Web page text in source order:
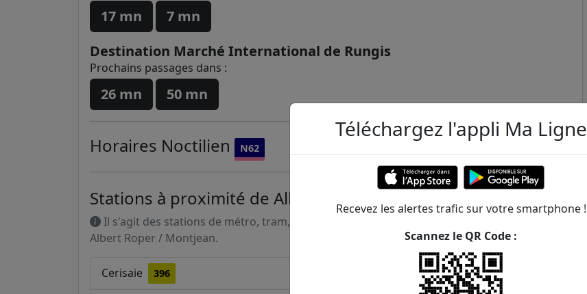
17 mn
7 mn
Destination Marché International de Rungis
Prochains passages dans :
26 mn 50 mn
Horaires Noctilien N62
Stations à proximité de Albert Roper / Montjean
Il s'agit des stations de métro, tram, RER et transilien situées à moins de 1km de la gare
Albert Roper / Montjean.
Cerisaie 396
Téléchargez l'appli Ma Ligne
Recevez les alertes trafic sur votre smartphone !
Scannez le QR Code :